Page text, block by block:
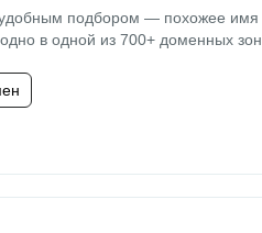
удобным подбором — похожее имя
в одной из 700+ доменных зон.